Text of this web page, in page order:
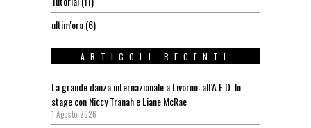
ultim'ora(6)
ARTICOLI RECENTI
La grande danza internazionale a Livorno: all’A.E.D. lo
stage con Niccy Tranah e Liane McRae
1 Agosto 2026